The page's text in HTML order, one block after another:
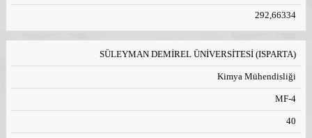
292,66334
SÜLEYMAN DEMİREL ÜNİVERSİTESİ (ISPARTA)
Kimya Mühendisliği
MF-4
40